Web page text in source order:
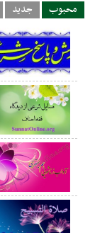
محبوب جدید